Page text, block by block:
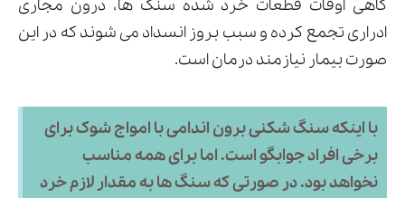
گاهی اوقات قطعات خرد شده سنگ ها، درون مجاری
ادراری تجمع کرده و سبب بروز انسداد می شوند که در این
صورت بیمار نیازمند درمان است.
با اینکه سنگ شکنی برون اندامی با امواج شوک برای
برخی افراد جوابگو است. اما برای همه مناسب
نخواهد بود. در صورتی که سنگ ها به مقدار لازم خرد